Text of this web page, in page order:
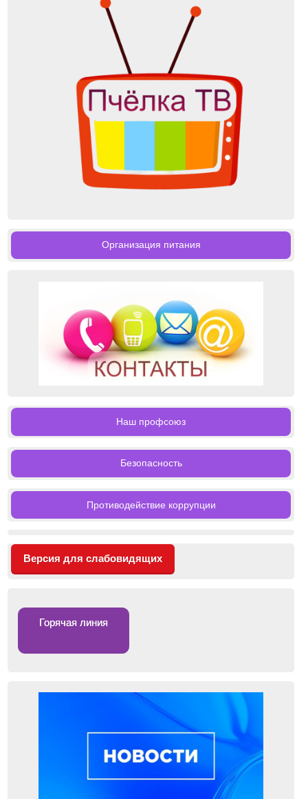
Организация питания
Наш профсоюз
Безопасность
Противодействие коррупции
Версия для слабовидящих
Горячая линия